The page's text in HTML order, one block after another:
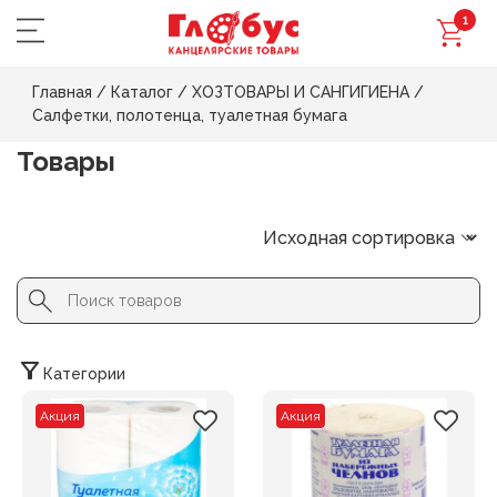
1
Главная / Каталог / ХОЗТОВАРЫ И САНГИГИЕНА /
Салфетки, полотенца, туалетная бумага
Товары
Search
for:
Button
Категории
Акция Акция